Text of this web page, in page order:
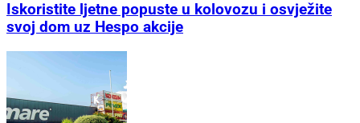
Iskoristite ljetne popuste u kolovozu i osvježite
svoj dom uz Hespo akcije